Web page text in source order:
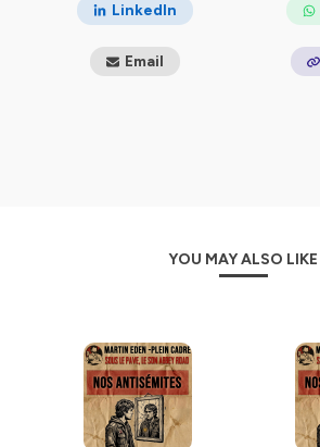
LinkedIn
Email
YOU MAY ALSO LIKE